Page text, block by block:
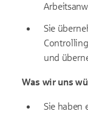
Sie
und
Was wir uns
Sie haben